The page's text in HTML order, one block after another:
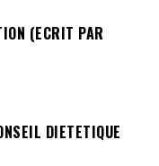
(ECRIT PAR
DIETETIQUE